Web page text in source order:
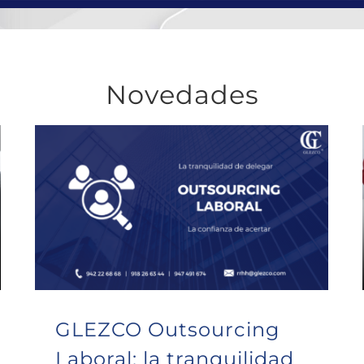
Novedades
GLEZCO Outsourcing
Laboral: la tranquilidad